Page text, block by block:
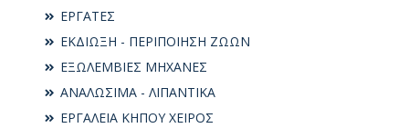
ΕΡΓΑΤΕΣ
ΕΚΔΙΩΞΗ - ΠΕΡΙΠΟΙΗΣΗ ΖΩΩΝ
ΕΞΩΛΕΜΒΙΕΣ ΜΗΧΑΝΕΣ
ΑΝΑΛΩΣΙΜΑ - ΛΙΠΑΝΤΙΚΑ
ΕΡΓΑΛΕΙΑ ΚΗΠΟΥ ΧΕΙΡΟΣ